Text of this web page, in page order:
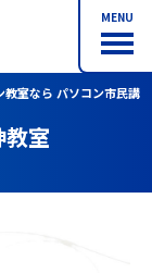
MENU
教室なら パソコン市民講
室